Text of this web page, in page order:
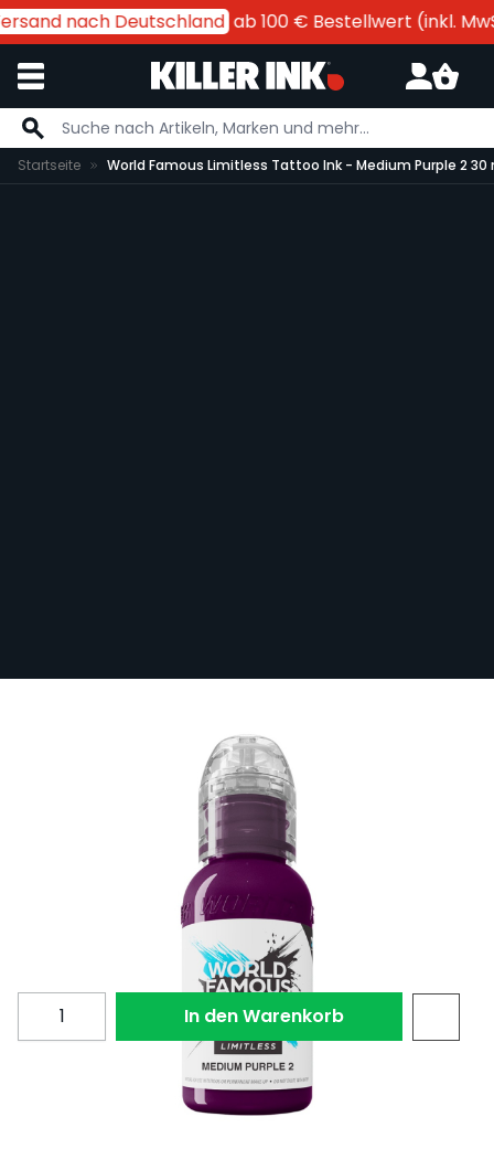
nach Deutschlandab 100 € Bestellwert (inkl.
Zum Inhalt springen
Startseite World Famous Limitless Tattoo Ink - Medium Purple 2 30
Deutschland ab 100 € Bestellwert (inkl.
World Famous Limitless Tattoo Ink -
Medium Purple 2 30 ml
LTMPU21-S
Menge In den Warenkorb
World Famous Ink ist bestrebt, in Bezug auf die
Einhaltung von Vorschriften auf der ganzen Welt an